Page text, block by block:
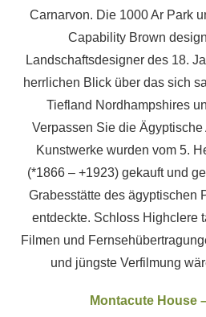
Carnarvon. Die 1000 Ar Park
Capability Brown
Landschaftsdesigner des 18.
herrlichen Blick über das sich
Tiefland Nordhampshires
Verpassen Sie die
Kunstwerke wurden vom 5.
(*1866 – +1923) gekauft und
Grabesstätte des ägyptischen
entdeckte. Schloss Highclere
Filmen und
und jüngste Verfilmung
Montacute House